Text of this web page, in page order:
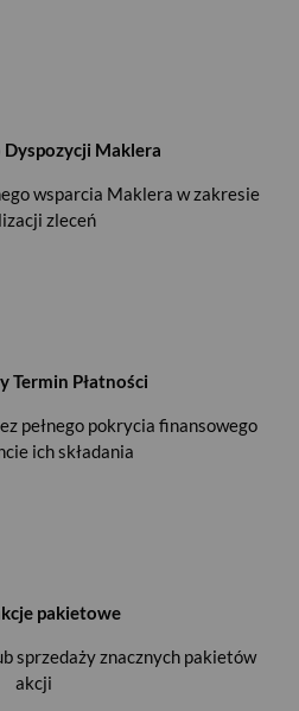
Dyspozycji Maklera
wsparcia Maklera w zakresie
zleceń
Termin Płatności
pełnego pokrycia finansowego
ich składania
pakietowe
sprzedaży znacznych pakietów
akcji